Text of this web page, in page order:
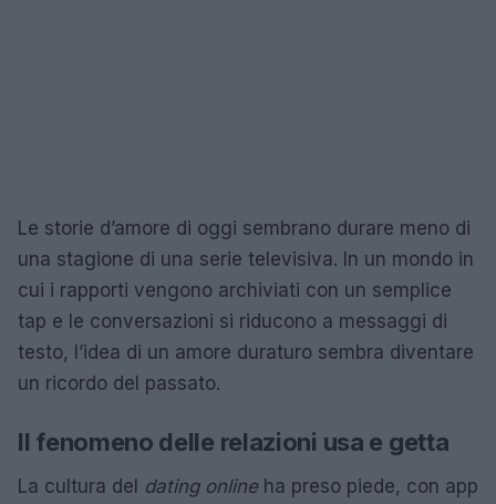
Le storie d’amore di oggi sembrano durare meno di
una stagione di una serie televisiva. In un mondo in
cui i rapporti vengono archiviati con un semplice
tap e le conversazioni si riducono a messaggi di
testo, l’idea di un amore duraturo sembra diventare
un ricordo del passato.
Il fenomeno delle relazioni usa e getta
La cultura del dating onlineha preso piede, con app